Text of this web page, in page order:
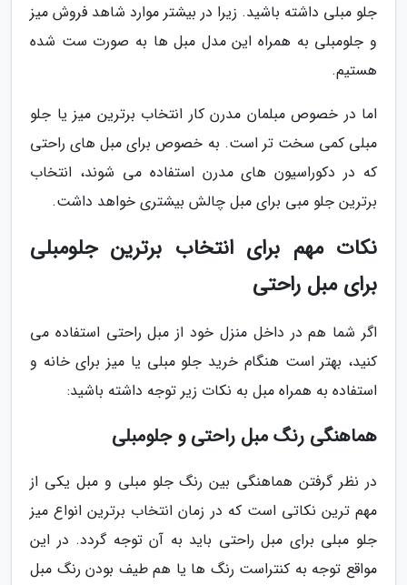
جلو مبلی داشته باشید. زیرا در بیشتر موارد شاهد فروش میز
و جلومبلی به همراه این مدل مبل ها به صورت ست شده
هستیم.
اما در خصوص مبلمان مدرن کار انتخاب برترین میز یا جلو
مبلی کمی سخت تر است. به خصوص برای مبل های راحتی
که در دکوراسیون های مدرن استفاده می شوند، انتخاب
برترین جلو مبی برای مبل چالش بیشتری خواهد داشت.
نکات مهم برای انتخاب برترین جلومبلی
برای مبل راحتی
اگر شما هم در داخل منزل خود از مبل راحتی استفاده می
کنید، بهتر است هنگام خرید جلو مبلی یا میز برای خانه و
استفاده به همراه مبل به نکات زیر توجه داشته باشید:
هماهنگی رنگ مبل راحتی و جلومبلی
در نظر گرفتن هماهنگی بین رنگ جلو مبلی و مبل یکی از
مهم ترین نکاتی است که در زمان انتخاب برترین انواع میز
جلو مبلی برای مبل راحتی باید به آن توجه گردد. در این
مواقع توجه به کنتراست رنگ ها یا هم طیف بودن رنگ مبل